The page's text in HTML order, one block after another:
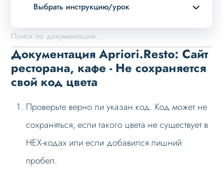
Выбрать инструкцию/урок
Описание курса
Возможности
Примеры страниц
Установка и обновление
Дизайн
Оформление контента
Слайдер
Документация Apriori.Resto: Сайт
ресторана, кафе - Не сохраняется
свой код цвета
Проверьте верно ли указан код. Код может не
сохраняться, если такого цвета не существует в
HEX-кодах или если добавился лишний
пробел.